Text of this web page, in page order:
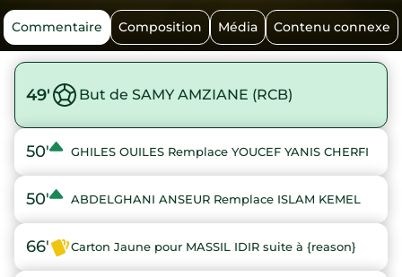
Commentaire Composition Média Contenu connexe
49' But de SAMY AMZIANE (RCB)
50' GHILES OUILES Remplace YOUCEF YANIS CHERFI
50' ABDELGHANI ANSEUR Remplace ISLAM KEMEL
66' Carton Jaune pour MASSIL IDIR suite à {reason}